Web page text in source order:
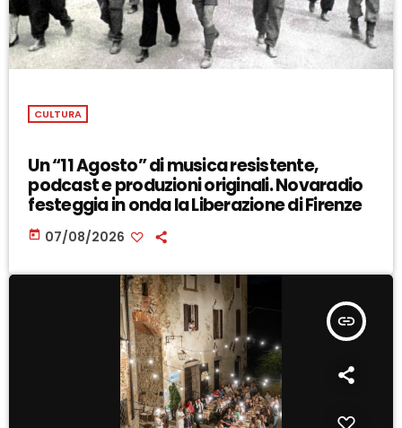
CULTURA
Un “11 Agosto” di musica resistente,
podcast e produzioni originali. Novaradio
festeggia in onda la Liberazione di Firenze
today 07/08/2026
insert_link